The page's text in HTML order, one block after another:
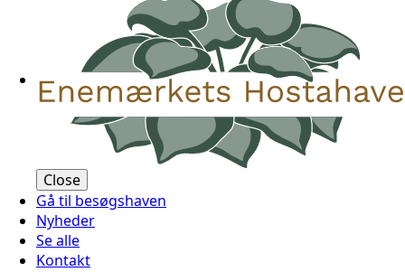
Close
Gå til besøgshaven
Nyheder
Se alle
Kontakt